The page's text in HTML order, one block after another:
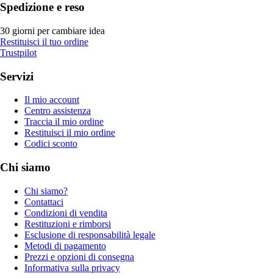
Spedizione e reso
30 giorni per cambiare idea
Restituisci il tuo ordine
Trustpilot
Servizi
Il mio account
Centro assistenza
Traccia il mio ordine
Restituisci il mio ordine
Codici sconto
Chi siamo
Chi siamo?
Contattaci
Condizioni di vendita
Restituzioni e rimborsi
Esclusione di responsabilità legale
Metodi di pagamento
Prezzi e opzioni di consegna
Informativa sulla privacy